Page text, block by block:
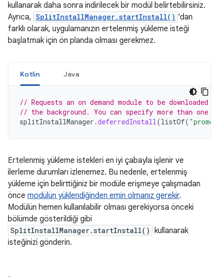
kullanarak daha sonra indirilecek bir modül belirtebilirsiniz.
Ayrıca, SplitInstallManager.startInstall() 'dan
farklı olarak, uygulamanızın ertelenmiş yükleme isteği
başlatmak için ön planda olması gerekmez.
Kotlin Java
// Requests an on demand module to be downloaded
// the background. You can specify more than one
splitInstallManager .deferredInstall(listOf(
Ertelenmiş yükleme istekleri en iyi çabayla işlenir ve
ilerleme durumları izlenemez. Bu nedenle, ertelenmiş
yükleme için belirttiğiniz bir modüle erişmeye çalışmadan
önce modülün yüklendiğinden emin olmanız gerekir.
Modülün hemen kullanılabilir olması gerekiyorsa önceki
bölümde gösterildiği gibi
SplitInstallManager.startInstall() kullanarak
isteğinizi gönderin.